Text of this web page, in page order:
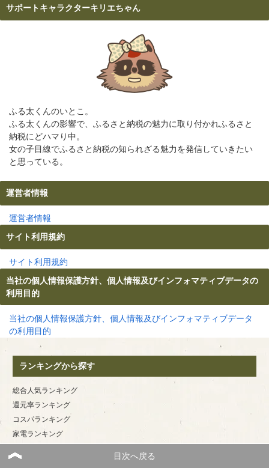
サポートキャラクターキリエちゃん
ふる太くんのいとこ。
ふる太くんの影響で、ふるさと納税の魅力に取り付かれふるさと
納税にどハマり中。
女の子目線でふるさと納税の知られざる魅力を発信していきたい
と思っている。
運営者情報
運営者情報
サイト利用規約
サイト利用規約
当社の個人情報保護方針、個人情報及びインフォマティブデータの
利用目的
当社の個人情報保護方針、個人情報及びインフォマティブデータ
の利用目的
ランキングから探す
総合人気ランキング
還元率ランキング
コスパランキング
家電ランキング
目次へ戻る